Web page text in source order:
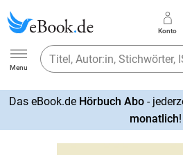
Ebook.de
Menu
Konto
Das eBook.de Hörbuch Abo-
monatlich!